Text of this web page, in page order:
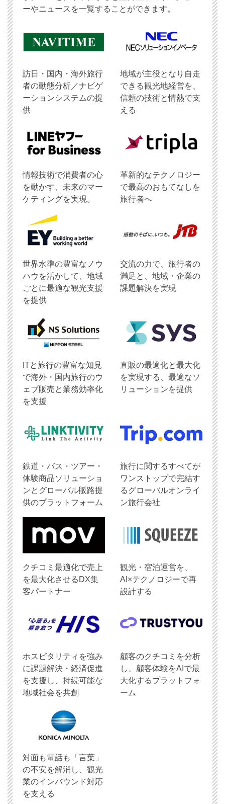
ーやニュースを一覧することができます。
訪日・国内・海外旅行
者の動態分析／ナビゲ
ーションシステムの提
供
地域が主役となり自走
できる観光地経営を、
信頼の技術と情熱で支
える
情報技術で消費者の心
を動かす、未来のマー
ケティングを実現。
革新的なテクノロジー
で最高のおもてなしを
旅行者へ
世界水準の豊富なノウ
ハウを活かして、地域
ごとに最適な観光支援
を提供
交流の力で、旅行者の
満足と、地域・企業の
課題解決を実現
ITと旅行の豊富な知見
で海外・国内旅行のウ
ェブ販売と業務効率化
を支援
直販の最適化と最大化
を実現する、最適なソ
リューションを提供
鉄道・バス・ツアー・
体験商品ソリューショ
ンとグローバル販路提
供のプラットフォーム
旅行に関するすべてが
ワンストップで完結す
るグローバルオンライ
ン旅行会社
クチコミ最適化で売上
を最大化させるDX集
客パートナー
観光・宿泊運営を、
AI×テクノロジーで再
設計する
ホスピタリティを強み
に課題解決・経済促進
を支援し、持続可能な
地域社会を共創
顧客のクチコミを分析
し、顧客体験をAIで最
大化するプラットフォ
ーム
対面も電話も「言葉」
の不安を解消し、観光
業のインバウンド対応
を支える